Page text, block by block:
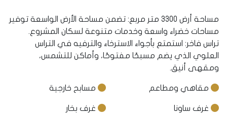
مساحة أرض 3300 متر مربع: تضمن مساحة الأرض الواسعة توفير
مساحات خضراء واسعة وخدمات متنوعة لسكان المشروع.
تراس فاخر: استمتع بأجواء الاسترخاء والترفيه في التراس
العلوي الذي يضم مسبحًا مفتوحًا، وأماكن للتشمس،
ومقهى أنيق.
مقاهي ومطاعم مسابح خارجية
غرف ساونا غرف بخار